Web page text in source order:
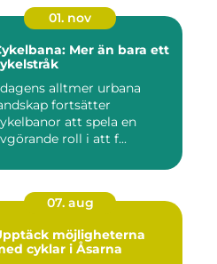
01. nov
Mer än bara ett
alltmer urbana
fortsätter
att spela en
roll i att f...
07. aug
möjligheterna
cyklar i Åsarna